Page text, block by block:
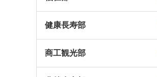
健康長寿部
商工観光部